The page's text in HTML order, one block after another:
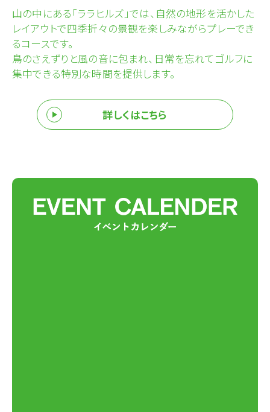
山の中にある「ララヒルズ」では、自然の地形を活かした
レイアウトで四季折々の景観を楽しみながらプレーでき
るコースです。
鳥のさえずりと風の音に包まれ、日常を忘れてゴルフに
集中できる特別な時間を提供します。
詳しくはこちら